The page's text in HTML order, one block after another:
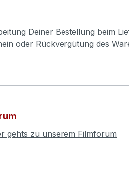
Deiner Bestellung beim
oder Rückvergütung des
gehts zu unserem Filmforum